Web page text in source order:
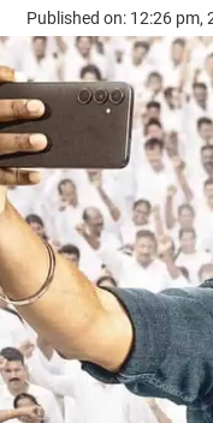
Published on: 12:26 pm,